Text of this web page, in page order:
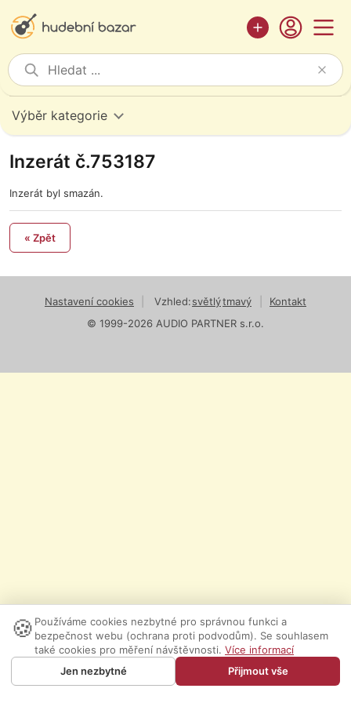
Výběr kategorie
Inzerát č.753187
Inzerát byl smazán.
« Zpět
Nastavení cookies Vzhled:světlýtmavý
Kontakt
© 1999-2026 AUDIO PARTNER s.r.o.
🍪 Používáme cookies nezbytné pro správnou funkci a
bezpečnost webu (ochrana proti podvodům). Se souhlasem
také cookies pro měření návštěvnosti. Více informací
Jen nezbytné
Přijmout vše